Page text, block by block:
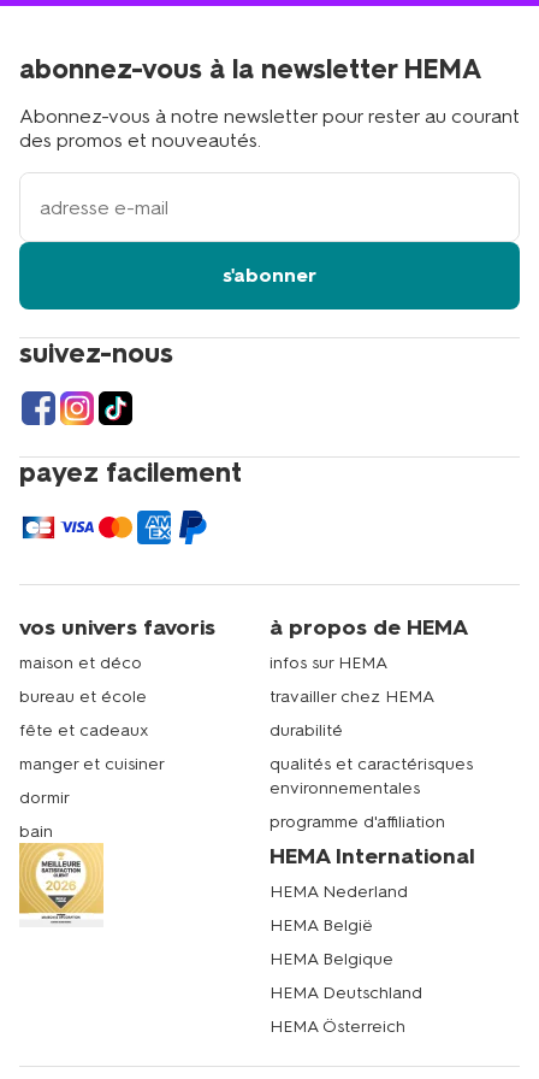
suivez-nous
payez facilement
abonnez-vous à la newsletter HEMA
Abonnez-vous à notre newsletter pour rester au courant
des promos et nouveautés.
votre
adresse
email
s'abonner
vos univers favoris
maison et déco
bureau et école
fête et cadeaux
manger et cuisiner
dormir
bain
à propos de HEMA
infos sur HEMA
travailler chez HEMA
durabilité
qualités et caractérisques
environnementales
programme d'affiliation
HEMA International
HEMA Nederland
HEMA België
HEMA Belgique
HEMA Deutschland
HEMA Österreich